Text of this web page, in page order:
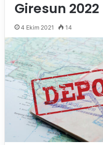
Giresun 2022
4 Ekim 2021 14